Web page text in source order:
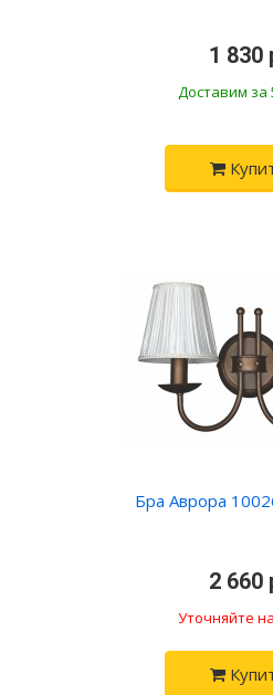
1 830
Доставим за
Бра Аврора
2 660
Уточняйте